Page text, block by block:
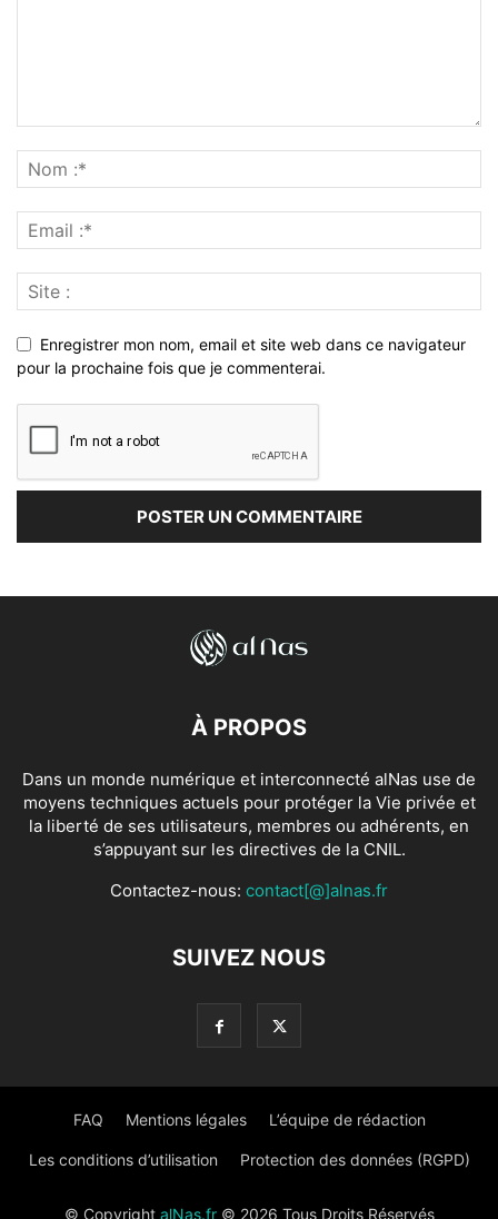
Enregistrer mon nom, email et site web dans ce navigateur
pour la prochaine fois que je commenterai.
À PROPOS
Dans un monde numérique et interconnecté alNas use de
moyens techniques actuels pour protéger la Vie privée et
la liberté de ses utilisateurs, membres ou adhérents, en
s’appuyant sur les directives de la CNIL.
Contactez-nous: contact[@]alnas.fr
SUIVEZ NOUS
FAQ Mentions légales L’équipe de rédaction
Les conditions d’utilisation Protection des données (RGPD)
© Copyright alNas.fr© 2026 Tous Droits Réservés